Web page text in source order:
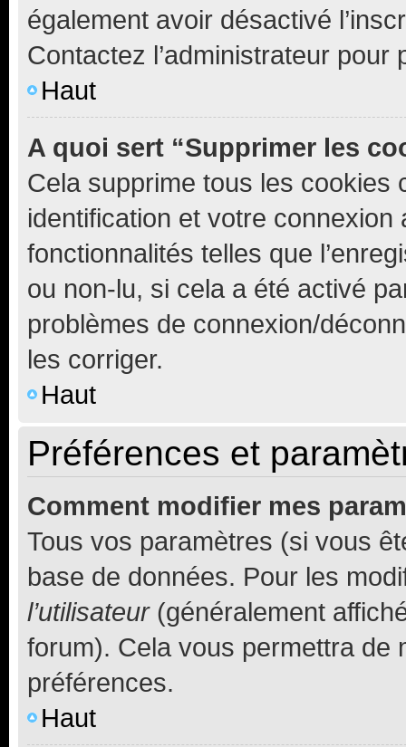
également avoir désactivé
Contactez l’administrateur
Haut
A quoi sert “Supprimer les
Cela supprime tous les cookies
identification et votre
fonctionnalités telles que
ou non-lu, si cela a été activé
problèmes de connexion/
les corriger.
Haut
Préférences et
Comment modifier mes
Tous vos paramètres (si vous
base de données. Pour les
l’utilisateur(généralement
forum). Cela vous permettra de
préférences.
Haut